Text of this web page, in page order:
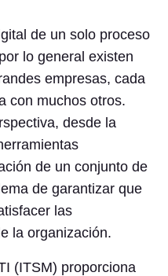
de un solo proceso
lo general existen
empresas, cada
con muchos otros.
desde la
de un conjunto de
de garantizar que
las
la organización.
(ITSM) proporciona